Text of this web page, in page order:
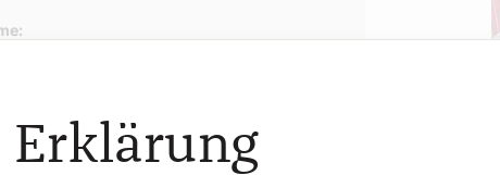
Mandeln
Erklärung